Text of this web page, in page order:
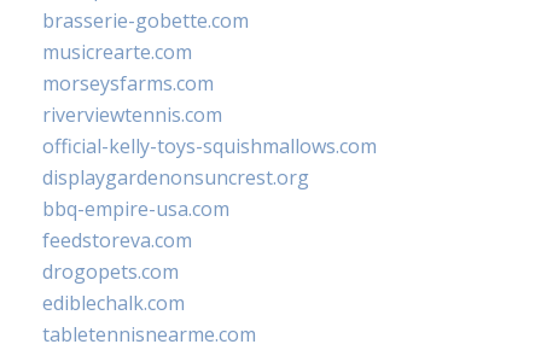
brasserie-gobette.com
musicrearte.com
morseysfarms.com
riverviewtennis.com
official-kelly-toys-squishmallows.com
displaygardenonsuncrest.org
bbq-empire-usa.com
feedstoreva.com
drogopets.com
ediblechalk.com
tabletennisnearme.com